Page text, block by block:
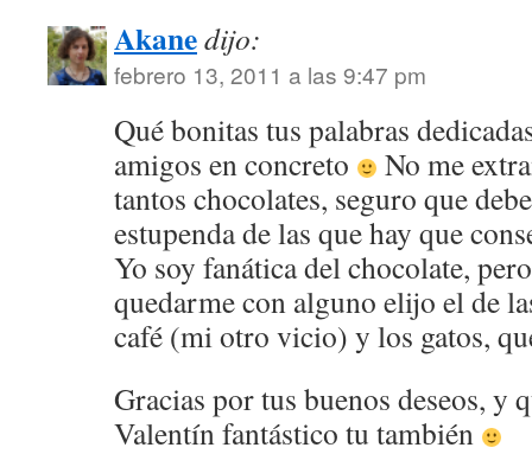
Akanedijo:
febrero 13, 2011 a las 9:47 pm
Qué bonitas tus palabras
amigos en concreto
No me
tantos chocolates, seguro que
estupenda de las que hay que
Yo soy fanática del chocolate,
quedarme con alguno elijo el de
café (mi otro vicio) y los gatos,
Gracias por tus buenos deseos, y
Valentín fantástico tu también